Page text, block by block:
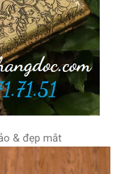
& đẹp mắt